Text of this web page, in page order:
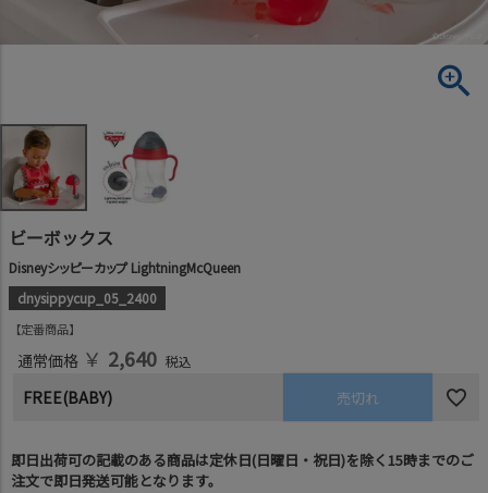
ビーボックス
Disneyシッピーカップ LightningMcQueen
dnysippycup_05_2400
定番商品
通常価格 ￥ 2,640 税込
FREE(BABY) 売切れ
即日出荷可の記載のある商品は定休日(日曜日・祝日)を除く15時までのご
注文で即日発送可能となります。